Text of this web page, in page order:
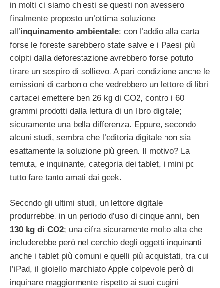
in molti ci siamo chiesti se questi non avessero
finalmente proposto un’ottima soluzione
all’inquinamento ambientale: con l’addio alla carta
forse le foreste sarebbero state salve e i Paesi più
colpiti dalla deforestazione avrebbero forse potuto
tirare un sospiro di sollievo. A pari condizione anche le
emissioni di carbonio che vedrebbero un lettore di libri
cartacei emettere ben 26 kg di CO2, contro i 60
grammi prodotti dalla lettura di un libro digitale;
sicuramente una bella differenza. Eppure, secondo
alcuni studi, sembra che l’editoria digitale non sia
esattamente la soluzione più green. Il motivo? La
temuta, e inquinante, categoria dei tablet, i mini pc
tutto fare tanto amati dai geek.
Secondo gli ultimi studi, un lettore digitale
produrrebbe, in un periodo d’uso di cinque anni, ben
130 kg di CO2; una cifra sicuramente molto alta che
includerebbe però nel cerchio degli oggetti inquinanti
anche i tablet più comuni e quelli più acquistati, tra cui
l’iPad, il gioiello marchiato Apple colpevole però di
inquinare maggiormente rispetto ai suoi cugini